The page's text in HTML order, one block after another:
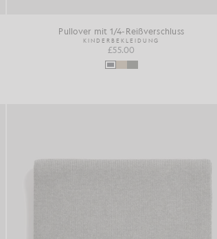
Pullover mit 1/4-Reißverschluss
KINDERBEKLEIDUNG
£55.00